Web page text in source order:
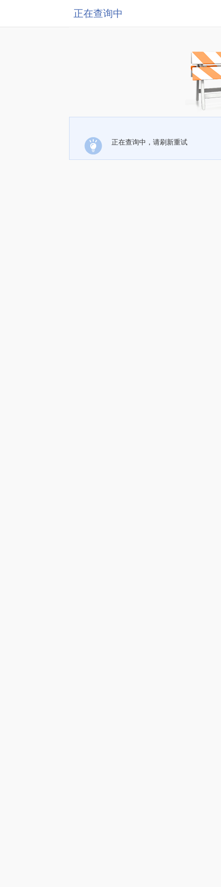
正在查询中
正在查询中，请刷新重试